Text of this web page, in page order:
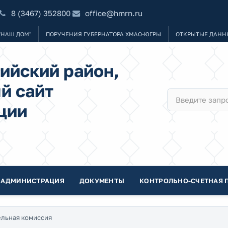
8 (3467) 352800 office@hmrn.ru
ДОМ" ПОРУЧЕНИЯ ГУБЕРНАТОРА ХМАО-ЮГРЫ ОТКРЫТЫЕ
район,
сайт
АДМИНИСТРАЦИЯ ДОКУМЕНТЫ КОНТРОЛЬНО-СЧЕТНАЯ
комиссия